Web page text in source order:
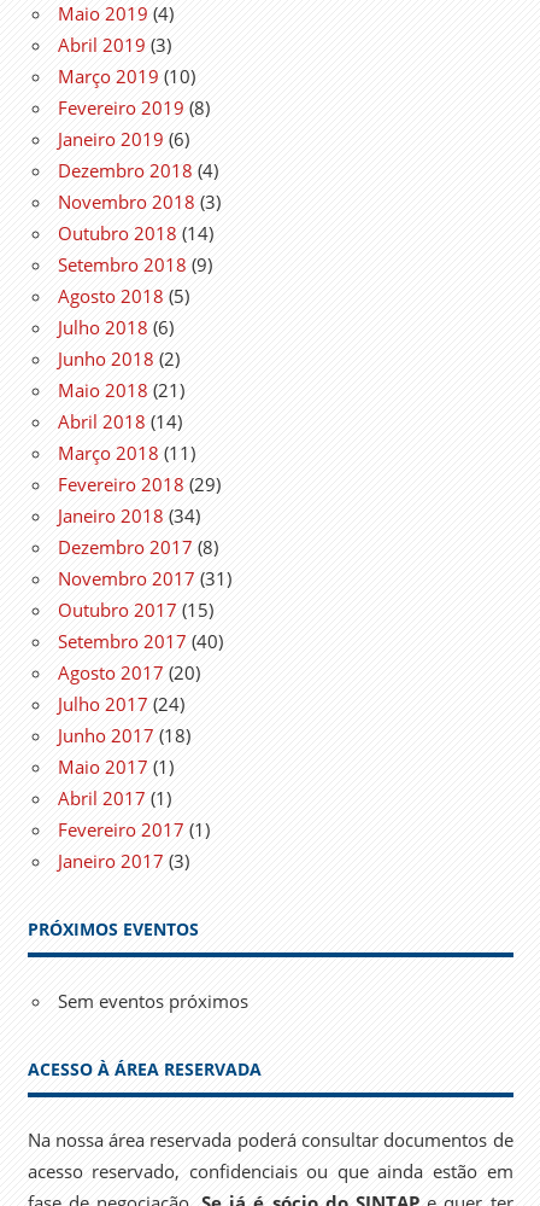
Maio 2019 (4)
Abril 2019 (3)
Março 2019 (10)
Fevereiro 2019 (8)
Janeiro 2019 (6)
Dezembro 2018 (4)
Novembro 2018 (3)
Outubro 2018 (14)
Setembro 2018 (9)
Agosto 2018 (5)
Julho 2018 (6)
Junho 2018 (2)
Maio 2018 (21)
Abril 2018 (14)
Março 2018 (11)
Fevereiro 2018 (29)
Janeiro 2018 (34)
Dezembro 2017 (8)
Novembro 2017 (31)
Outubro 2017 (15)
Setembro 2017 (40)
Agosto 2017 (20)
Julho 2017 (24)
Junho 2017 (18)
Maio 2017 (1)
Abril 2017 (1)
Fevereiro 2017 (1)
Janeiro 2017 (3)
PRÓXIMOS EVENTOS
Sem eventos próximos
ACESSO À ÁREA RESERVADA
Na nossa área reservada poderá consultar documentos de
acesso reservado, confidenciais ou que ainda estão em